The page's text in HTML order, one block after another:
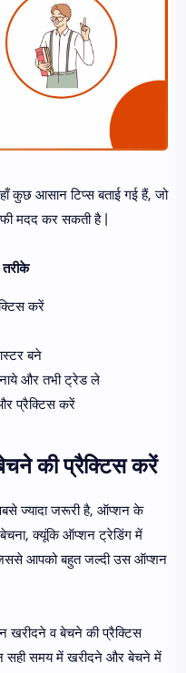
कुछ आसान टिप्स बताई गई हैं, जो
मदद कर सकती है |
करें
बने
और तभी ट्रेड ले
प्रैक्टिस करें
की प्रैक्टिस करें
ज्यादा जरूरी है, ऑप्शन के
क्यूंकि ऑप्शन ट्रेडिंग में
जिससे आपको बहुत जल्दी उस ऑप्शन
व बेचने की प्रैक्टिस
सही समय में खरीदने और बेचने में